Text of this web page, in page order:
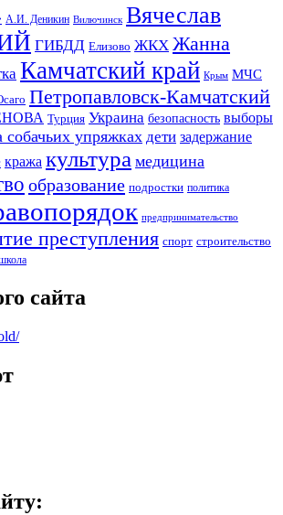
А.И. Деникин Вилючинск Вячеслав
ГИБДД Елизово ЖКХ Жанна
Камчатский край Крым МЧС
Петропавловск-Камчатский
Турция Украина безопасность выборы
собачьих упряжках дети задержание
кража культура медицина
образование подростки политика
предпринимательство
преступления спорт строительство
сайта
ПОЛИТИЧЕСКОЕ
КРАЯ.